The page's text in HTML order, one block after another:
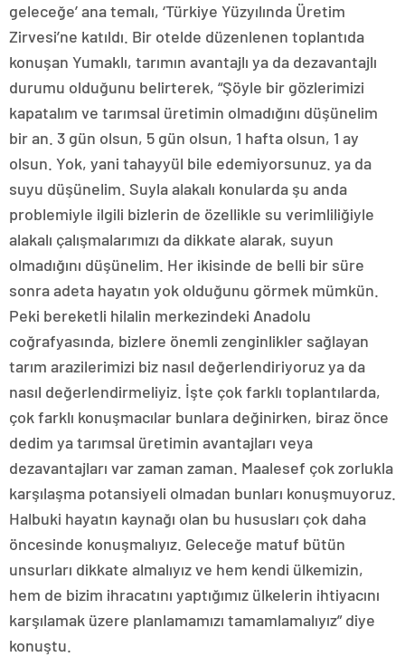
geleceğe’ ana temalı, ‘Türkiye Yüzyılında Üretim
Zirvesi’ne katıldı. Bir otelde düzenlenen toplantıda
konuşan Yumaklı, tarımın avantajlı ya da dezavantajlı
durumu olduğunu belirterek, “Şöyle bir gözlerimizi
kapatalım ve tarımsal üretimin olmadığını düşünelim
bir an. 3 gün olsun, 5 gün olsun, 1 hafta olsun, 1 ay
olsun. Yok, yani tahayyül bile edemiyorsunuz. ya da
suyu düşünelim. Suyla alakalı konularda şu anda
problemiyle ilgili bizlerin de özellikle su verimliliğiyle
alakalı çalışmalarımızı da dikkate alarak, suyun
olmadığını düşünelim. Her ikisinde de belli bir süre
sonra adeta hayatın yok olduğunu görmek mümkün.
Peki bereketli hilalin merkezindeki Anadolu
coğrafyasında, bizlere önemli zenginlikler sağlayan
tarım arazilerimizi biz nasıl değerlendiriyoruz ya da
nasıl değerlendirmeliyiz. İşte çok farklı toplantılarda,
çok farklı konuşmacılar bunlara değinirken, biraz önce
dedim ya tarımsal üretimin avantajları veya
dezavantajları var zaman zaman. Maalesef çok zorlukla
karşılaşma potansiyeli olmadan bunları konuşmuyoruz.
Halbuki hayatın kaynağı olan bu hususları çok daha
öncesinde konuşmalıyız. Geleceğe matuf bütün
unsurları dikkate almalıyız ve hem kendi ülkemizin,
hem de bizim ihracatını yaptığımız ülkelerin ihtiyacını
karşılamak üzere planlamamızı tamamlamalıyız” diye
konuştu.